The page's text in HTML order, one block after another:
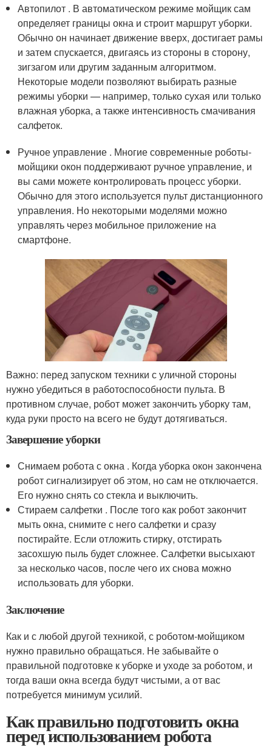
Автопилот . В автоматическом режиме мойщик сам
определяет границы окна и строит маршрут уборки.
Обычно он начинает движение вверх, достигает рамы
и затем спускается, двигаясь из стороны в сторону,
зигзагом или другим заданным алгоритмом.
Некоторые модели позволяют выбирать разные
режимы уборки — например, только сухая или только
влажная уборка, а также интенсивность смачивания
салфеток.
Ручное управление . Многие современные роботы-
мойщики окон поддерживают ручное управление, и
вы сами можете контролировать процесс уборки.
Обычно для этого используется пульт дистанционного
управления. Но некоторыми моделями можно
управлять через мобильное приложение на
смартфоне.
Важно: перед запуском техники с уличной стороны
нужно убедиться в работоспособности пульта. В
противном случае, робот может закончить уборку там,
куда руки просто на всего не будут дотягиваться.
Завершение уборки
Снимаем робота с окна . Когда уборка окон закончена
робот сигнализирует об этом, но сам не отключается.
Его нужно снять со стекла и выключить.
Стираем салфетки . После того как робот закончит
мыть окна, снимите с него салфетки и сразу
постирайте. Если отложить стирку, отстирать
засохшую пыль будет сложнее. Салфетки высыхают
за несколько часов, после чего их снова можно
использовать для уборки.
Заключение
Как и с любой другой техникой, с роботом-мойщиком
нужно правильно обращаться. Не забывайте о
правильной подготовке к уборке и уходе за роботом, и
тогда ваши окна всегда будут чистыми, а от вас
потребуется минимум усилий.
Как правильно подготовить окна
перед использованием робота